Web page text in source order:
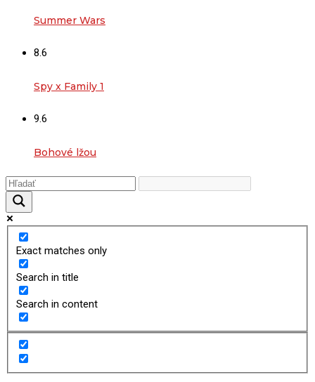
Summer Wars
8.6
Spy x Family 1
9.6
Bohové lžou
Exact matches only
Search in title
Search in content